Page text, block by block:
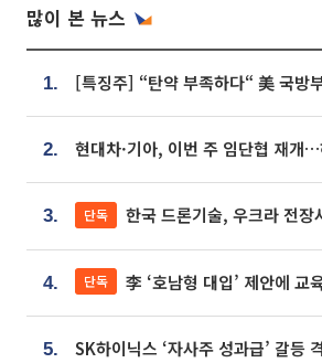
많이 본 뉴스
1.
2.
3. 단독 한국 드론기술, 우크라 전장서 시험 중…“스
4. 단독 李 ‘호남형 대입’ 제안에 교육청·지역대학 서·
5.